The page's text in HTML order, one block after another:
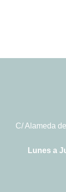
C/ Alameda
Lunes a